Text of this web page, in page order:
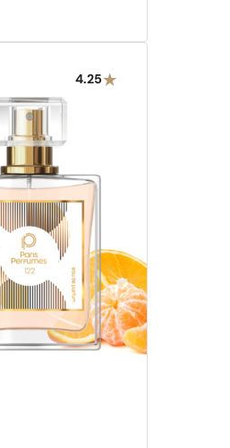
4.25